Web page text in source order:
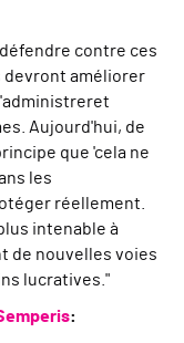
contre ces
devront améliorer
et
Aujourd'hui, de
que 'cela ne
les
réellement.
intenable à
de nouvelles voies
lucratives. "
: